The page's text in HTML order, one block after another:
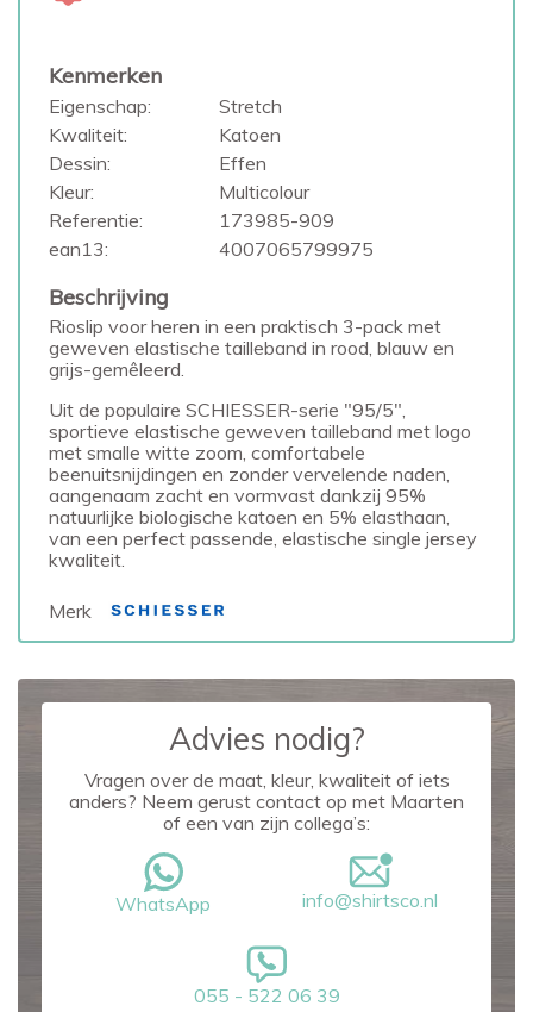
Kenmerken
Eigenschap:
Stretch
Kwaliteit:
Katoen
Dessin:
Effen
Kleur:
Multicolour
Referentie:
173985-909
ean13:
4007065799975
Beschrijving
Rioslip voor heren in een praktisch 3-pack met
geweven elastische tailleband in rood, blauw en
grijs-gemêleerd.
Uit de populaire SCHIESSER-serie "95/5",
sportieve elastische geweven tailleband met logo
met smalle witte zoom, comfortabele
beenuitsnijdingen en zonder vervelende naden,
aangenaam zacht en vormvast dankzij 95%
natuurlijke biologische katoen en 5% elasthaan,
van een perfect passende, elastische single jersey
kwaliteit.
Merk
Advies nodig?
Vragen over de maat, kleur, kwaliteit of iets
anders? Neem gerust contact op met Maarten
of een van zijn collega’s:
WhatsApp info@shirtsco.nl
055 - 522 06 39